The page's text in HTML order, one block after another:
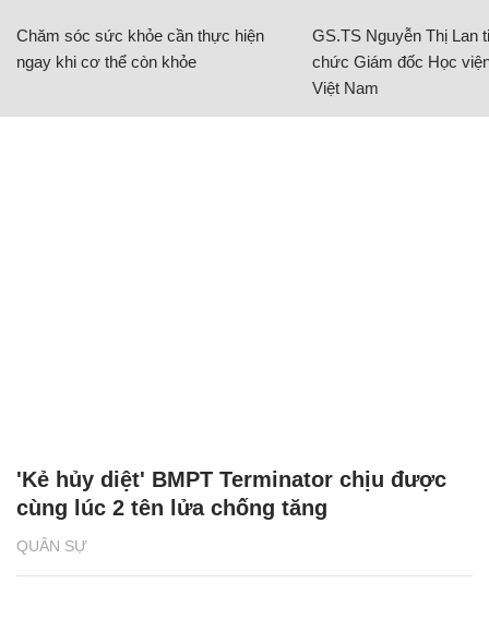
Chăm sóc sức khỏe cần thực hiện
ngay khi cơ thể còn khỏe
GS.TS Nguyễn Thị Lan
chức Giám đốc Học
Việt Nam
QUÂN SỰ
'Kẻ hủy diệt' BMPT Terminator chịu được
cùng lúc 2 tên lửa chống tăng